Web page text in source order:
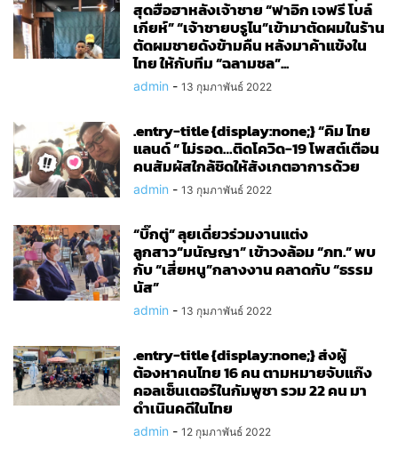
สุดฮือฮาหลังเจ้าชาย “ฟาอิก เจฟรี โบล์
เกียห์” “เจ้าชายบรูไน”เข้ามาตัดผมในร้าน
ตัดผมชายดังข้ามคืน หลังมาค้าแข้งใน
ไทย ให้กับทีม “ฉลามชล”...
admin - 13 กุมภาพันธ์ 2022
.entry-title {display:none;} “คิม ไทย
แลนด์ “ ไม่รอด…ติดโควิด-19 โพสต์เตือน
คนสัมผัสใกล้ชิดให้สังเกตอาการด้วย
admin - 13 กุมภาพันธ์ 2022
“บิ๊กตู่” ลุยเดี่ยวร่วมงานแต่ง
ลูกสาว“มนัญญา” เข้าวงล้อม “ภท.” พบ
กับ “เสี่ยหนู”กลางงาน คลาดกับ “ธรรม
นัส”
admin - 13 กุมภาพันธ์ 2022
.entry-title {display:none;} ส่งผู้
ต้องหาคนไทย 16 คน ตามหมายจับแก๊ง
คอลเซ็นเตอร์ในกัมพูชา รวม 22 คน มา
ดำเนินคดีในไทย
admin - 12 กุมภาพันธ์ 2022